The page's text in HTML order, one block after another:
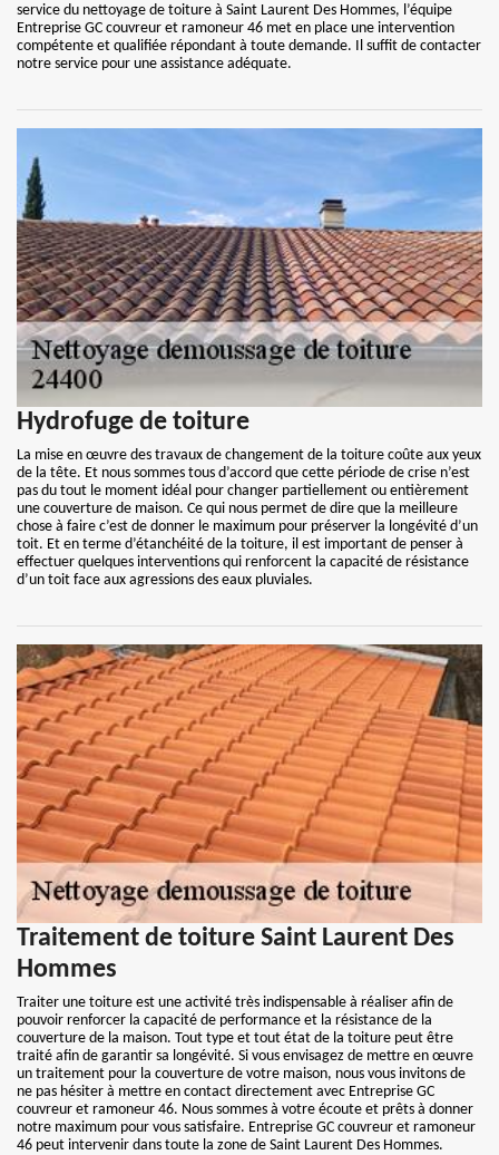
service du nettoyage de toiture à Saint Laurent Des Hommes, l’équipe
Entreprise GC couvreur et ramoneur 46 met en place une intervention
compétente et qualifiée répondant à toute demande. Il suffit de contacter
notre service pour une assistance adéquate.
Hydrofuge de toiture
La mise en œuvre des travaux de changement de la toiture coûte aux yeux
de la tête. Et nous sommes tous d’accord que cette période de crise n’est
pas du tout le moment idéal pour changer partiellement ou entièrement
une couverture de maison. Ce qui nous permet de dire que la meilleure
chose à faire c’est de donner le maximum pour préserver la longévité d’un
toit. Et en terme d’étanchéité de la toiture, il est important de penser à
effectuer quelques interventions qui renforcent la capacité de résistance
d’un toit face aux agressions des eaux pluviales.
Traitement de toiture Saint Laurent Des
Hommes
Traiter une toiture est une activité très indispensable à réaliser afin de
pouvoir renforcer la capacité de performance et la résistance de la
couverture de la maison. Tout type et tout état de la toiture peut être
traité afin de garantir sa longévité. Si vous envisagez de mettre en œuvre
un traitement pour la couverture de votre maison, nous vous invitons de
ne pas hésiter à mettre en contact directement avec Entreprise GC
couvreur et ramoneur 46. Nous sommes à votre écoute et prêts à donner
notre maximum pour vous satisfaire. Entreprise GC couvreur et ramoneur
46 peut intervenir dans toute la zone de Saint Laurent Des Hommes.